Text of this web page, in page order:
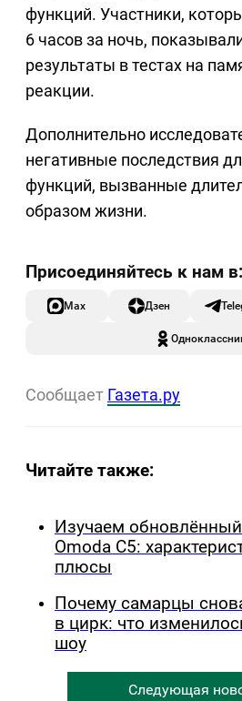
функций. Участники,
6 часов за ночь,
результаты в тестах на
реакции.
Дополнительно
негативные последствия
функций, вызванные
образом жизни.
Max Дзен
Сообщает Газета.ру
Читайте также:
Изучаем
Omoda C5:
плюсы
Почему самарцы
в цирк: что
шоу
Следующая